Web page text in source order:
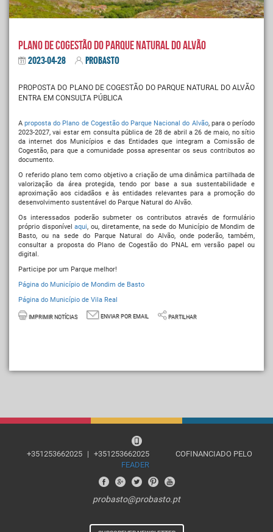
PLANO DE COGESTÃO DO PARQUE NATURAL DO ALVÃO
2023-04-28 PROBASTO
PROPOSTA DO PLANO DE COGESTÃO DO PARQUE NATURAL DO ALVÃO
ENTRA EM CONSULTA PÚBLICA
Aproposta do Plano de Cogestão do Parque Nacional do Alvão, para o período
2023-2027, vai estar em consulta pública de 28 de abril a 26 de maio, no sítio
da internet dos Municípios e das Entidades que integram a Comissão de
Cogestão, para que a comunidade possa apresentar os seus contributos ao
documento.
O referido plano tem como objetivo a criação de uma dinâmica partilhada de
valorização da área protegida, tendo por base a sua sustentabilidade e
aproximação aos cidadãos e às entidades relevantes para a promoção do
desenvolvimento sustentável do Parque Natural do Alvão.
Os interessados poderão submeter os contributos através de formulário
próprio disponívelaqui, ou, diretamente, na sede do Município de Mondim de
Basto, ou na sede do Parque Natural do Alvão, onde poderão, também,
consultar a proposta do Plano de Cogestão do PNAL em versão papel ou
digital.
Participe por um Parque melhor!
Página do Município de Mondim de Basto
Página do Município de Vila Real
IMPRIMIR NOTÍCIAS ENVIAR POR EMAIL PARTILHAR
+351253662025 | +351253662025
COFINANCIADO PELO
FEADER
probasto@probasto.pt